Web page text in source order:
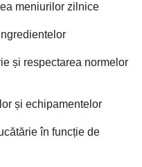
meniurilor zilnice
și respectarea normelor
și echipamentelor
în funcție de